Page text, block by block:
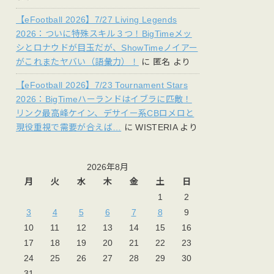
【eFootball 2026】7/27 Living Legends
2026：ついに特殊スキル３つ！BigTimeメッ
シとロナウドが目玉だが、ShowTimeノイアー
がこれまたヤバい（語彙力）！
に 匿名 より
【eFootball 2026】7/23 Tournament Stars
2026：BigTimeハーランドはイブラに匹敵！
リンク最高峰ケイン、デサイー系CBロメロと
現役重視で需要が合えば… にWISTERIAより
2026年8月
月
火 水 木 金 土
日
1
2
3
4 5 6 7 8
9
10
11 12 13 14 15
16
17
18 19 20 21 22
23
24
25 26 27 28 29
30